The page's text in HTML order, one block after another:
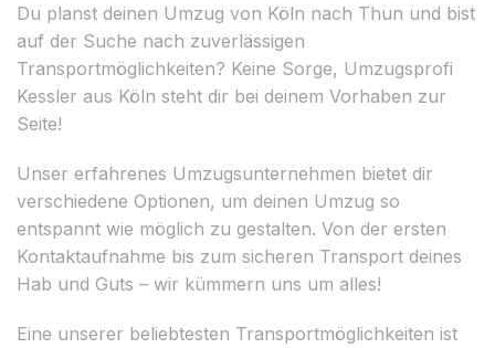
Du planst deinen Umzug von Köln nach Thun und bist
auf der Suche nach zuverlässigen
Transportmöglichkeiten? Keine Sorge, Umzugsprofi
Kessler aus Köln steht dir bei deinem Vorhaben zur
Seite!
Unser erfahrenes Umzugsunternehmen bietet dir
verschiedene Optionen, um deinen Umzug so
entspannt wie möglich zu gestalten. Von der ersten
Kontaktaufnahme bis zum sicheren Transport deines
Hab und Guts – wir kümmern uns um alles!
Eine unserer beliebtesten Transportmöglichkeiten ist